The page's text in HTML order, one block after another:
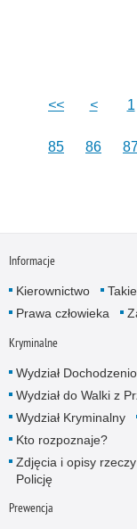
<< < 1
85 86
Informacje
Kierownictwo
Prawa człowieka
Kryminalne
Wydział
Wydział do Walki z
Wydział Kryminalny
Kto rozpoznaje?
Zdjęcia i opisy
Policję
Prewencja